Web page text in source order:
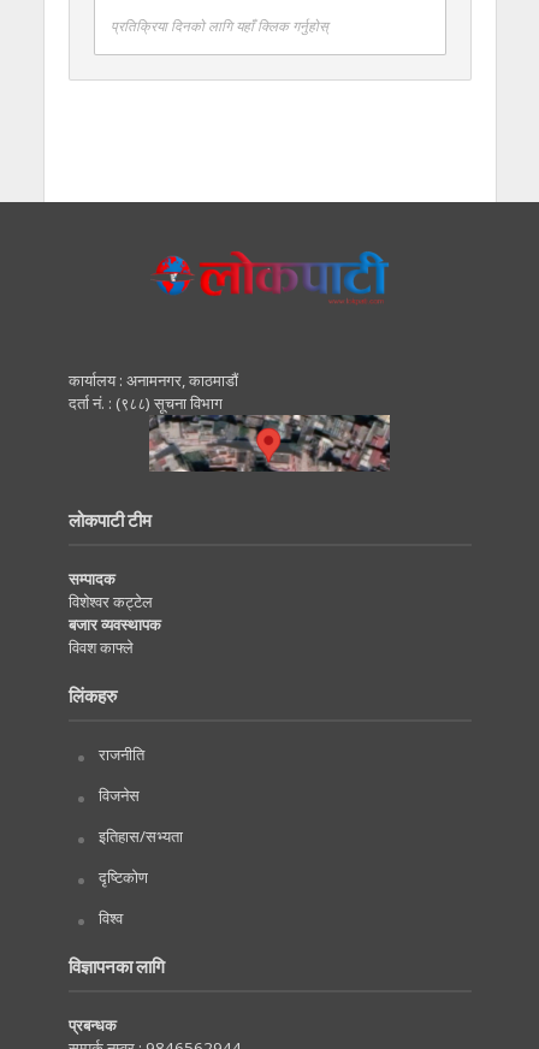
प्रतिक्रिया दिनको लागि यहाँ क्लिक गर्नुहोस्
कार्यालय : अनामनगर, काठमाडाैं
दर्ता नं. : (९८८) सूचना विभाग
लोकपाटी टीम
सम्पादक
विशेश्वर कट्टेल
बजार व्यवस्थापक
विवश काफ्ले
लिंकहरु
राजनीति
विजनेस
इतिहास/सभ्यता
दृष्टिकोण
विश्व
विज्ञापनका लागि
प्रबन्धक